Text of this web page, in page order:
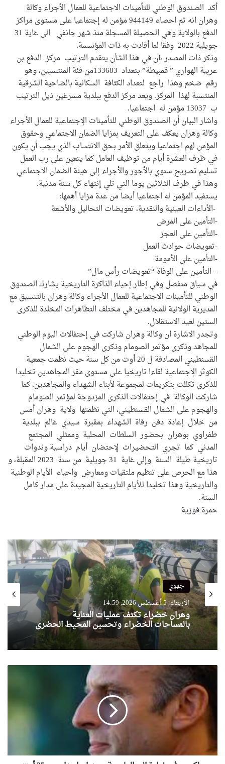
أكد الصندوق الوطني للتأمينات الاجتماعية للعمال الأجراء وكالة
وهران انه تم احصاء 944149 مؤمن له إجتماعيا على مستوى مراكز
الدفع بالولاية وهي الحصيلة المسجلة منذ شهر جانفي الى غاية 31
جويلية 2022 وفقا لما أفادت به ذات المؤسسة.
وذكر ذات المصدر ،أن في هذا الشأن يتقدم الترتيب مركز الدفع بن
عربية الهواري ” قمبيطة” بتعداد 133683من فئة المنتسبين، وهو
رقم ضخم وهذا راجع لتعداد الكثافة السكانية بالضاحية الشرقية
المنتسبة لهذا المركز. ويعد مركز الدفع ببلدية مسرغين ذيل الترتيب
ب 13037 مؤمن له اجتماعيا.
واشار البيان أن الصندوق الوطني للتأمينات الإجتماعية للعمال الأجراء
وكالة وهران يعكف على التعريف بمزايا الضمان الاجتماعي وحقوق
المؤمن لهم اجتماعيا ويتعلق الأمر بحق الانتساب الذي يجب أن يكون
في ظرف العشرة أيام من توظيف العامل كما يتعين على رب العمل
تسليم تصريح سنوي بالأجور والأجراء إلى هيئة الضمان الاجتماعي
وهذا في ظرف الثلاثين يوما التي تلي إنتهاء كل سنة مدنية.
يستفيد المؤمن له اجتماعيا أيضا من عدة مزايا أهمها:
-الأداءات العينية والنقدية، تعويضات التحاليل والأشعة
-التأمين على المرض
-التأمين على العجز
-تعويضات حوادث العمل
-التأمين على الأمومة
– التأمين على الوفاة “تعويضات رأس مال”
في سياق منفصل وفي إطار إحياء الذاكرة التاريخية يشارك الصندوق
الوطني للتأمينات الاجتماعية للعمال الأجراء وكالة وهران بالتنسيق مع
المديرية الولائية للمجاهدين في مختلف التظاهرات المخلدة للذكرى
الستين لعيد الاستقلال.
وتجدر الاشارة ان وكالة وهران شاركت في إحتفالات اليوم الوطني
للمجاهد وذكرى مؤتمر الصومام وذكرى الهجوم على الشمال
القسنطيني المصادفة ل 20 أوت من كل سنة حيث نظمت جمعية
الكوثر الإجتماعية لقاءا تاريخيا على مستوى مقر المجاهدين تخليدا
للذكرى تكللت بتكريمات لمجموعة لأبناء الشهداء والمجاهدين، كما
شاركت الوكالة في إحتفالات الذكرى المزدوجة لمؤتمر الصومام
والهجوم على الشمال القسنطيني، التي نظمتها ولاية وهران أمس
من خلال إعادة دفن رفاة الشهداء بمقبرة سيدي غالم ببلدية
طفراوي بوهران بحضور السلطات المحلية وممثلي المجتمع
المدني كما تجري التحضيرات لإحتضان أيام دراسية وندوات
تاريخية طيلة السنة وإلى غاية 31 جويلية من سنة 2023 المقبلة، و
هذا مع الحرص على تنظيم ملتقيات ومعارض واحياء الأيام الوطنية
والتاريخية وهذا تخليدا للأيام التاريخية المجيدة على مدار كامل
السنة.
حمرة فوزية
جهوي
الأربعاء, 5 أغسطس 2026, 14:59
وهران خضراء تكثف عمليات العناية
بالمساحات الخضراء وتحسين المحيط الحضري
م
ز